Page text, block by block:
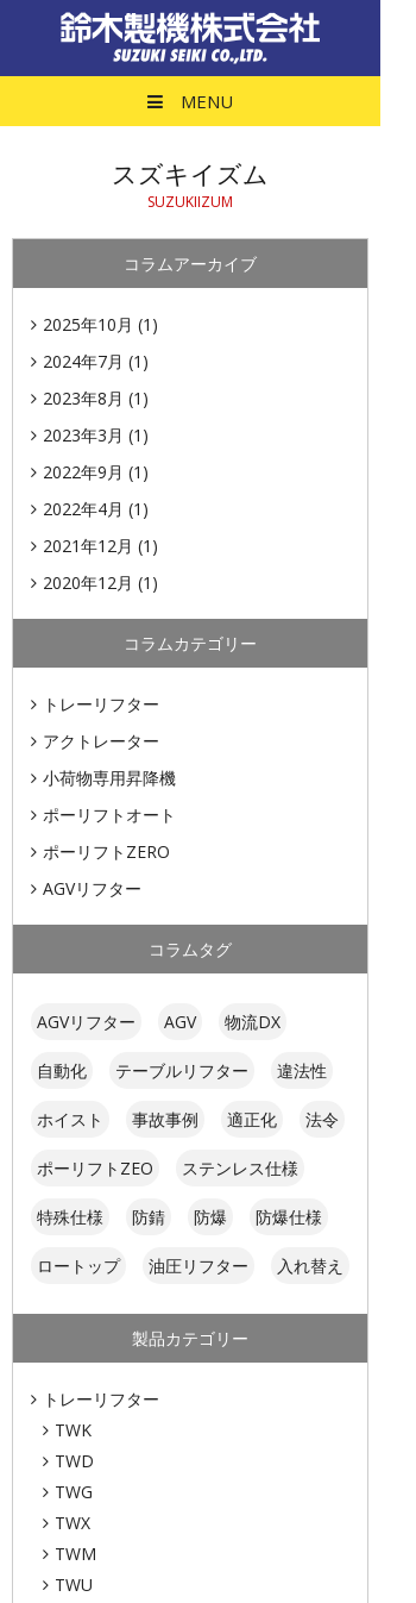
MENU
スズキイズム
SUZUKIIZUM
コラムアーカイブ
2025年10月 (1)
2024年7月 (1)
2023年8月 (1)
2023年3月 (1)
2022年9月 (1)
2022年4月 (1)
2021年12月 (1)
2020年12月 (1)
コラムカテゴリー
トレーリフター
アクトレーター
小荷物専用昇降機
ポーリフトオート
ポーリフトZERO
AGVリフター
コラムタグ
AGVリフター AGV 物流DX
自動化 テーブルリフター 違法性
ホイスト 事故事例 適正化 法令
ポーリフトZEO ステンレス仕様
特殊仕様 防錆 防爆 防爆仕様
ロートップ 油圧リフター 入れ替え
製品カテゴリー
トレーリフター
TWK
TWD
TWG
TWX
TWM
TWU